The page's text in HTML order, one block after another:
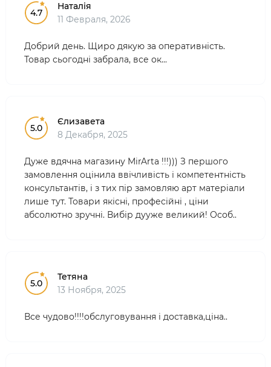
4.7
Наталія
11 Февраля, 2026
Добрий день. Щиро дякую за оперативність.
Товар сьогодні забрала, все ок...
5.0
Єлизавета
8 Декабря, 2025
Дуже вдячна магазину MirArta !!!))) З першого
замовлення оцінила ввічливість і компетентність
консультантів, і з тих пір замовляю арт матеріали
лише тут. Товари якісні, професійні , ціни
абсолютно зручні. Вибір дууже великий! Особ..
5.0
Тетяна
13 Ноября, 2025
Все чудово!!!!обслуговування і доставка,ціна..